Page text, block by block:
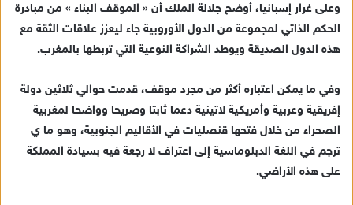
وعلى غرار إسبانيا، أوضح جلالة الملك أن « الموقف البناء » من مبادرة
الحكم الذاتي لمجموعة من الدول الأوروبية جاء ليعزز علاقات الثقة مع
هذه الدول الصديقة ويوطد الشراكة النوعية التي تربطها بالمغرب.
وفي ما يمكن اعتباره أكثر من مجرد موقف، قدمت حوالي ثلاثين دولة
إفريقية وعربية وأمريكية لاتينية دعما ثابتا وصريحا وواضحا لمغربية
الصحراء من خلال فتحها قنصليات في الأقاليم الجنوبية، وهو ما ي
ترجم في اللغة الدبلوماسية إلى اعتراف لا رجعة فيه بسيادة المملكة
على هذه الأراضي.